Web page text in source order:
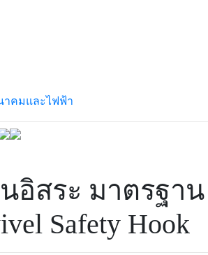
คมและไฟฟ้า
อิสระ มาตรฐาน
Safety Hook